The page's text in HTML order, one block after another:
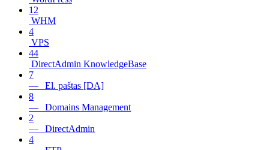
12
WHM
4
VPS
44
DirectAdmin KnowledgeBase
7
— El. paštas [DA]
8
— Domains Management
2
— DirectAdmin
4